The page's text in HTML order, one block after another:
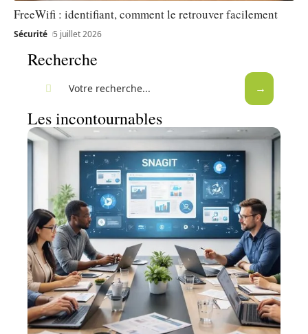
FreeWifi : identifiant, comment le retrouver facilement
Sécurité 5 juillet 2026
Recherche
Les incontournables